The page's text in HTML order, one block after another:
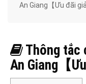
An Giang【Ưu đãi
Thông tắc
An Giang【